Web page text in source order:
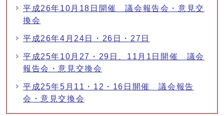
平成26年10月18日開催 議会報告会・意見交
換会
平成26年4月24日・26日・27日
平成25年10月27・29日、11月1日開催 議会
報告会・意見交換会
平成25年5月11・12・16日開催 議会報告
会・意見交換会